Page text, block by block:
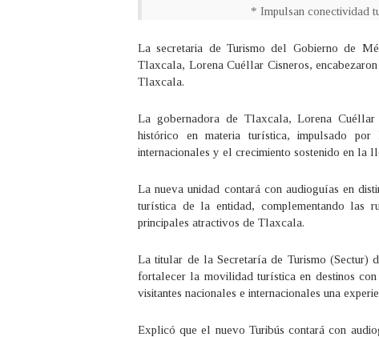
* Impulsan conectividad
La secretaria de Turismo del Gobierno de
Tlaxcala, Lorena Cuéllar Cisneros,
Tlaxcala.
La gobernadora de Tlaxcala, Lorena Cuéllar
histórico en materia turística, impulsado
internacionales y el crecimiento sostenido en la
La nueva unidad contará con audioguías en
turística de la entidad, complementando las
principales atractivos de Tlaxcala.
La titular de la Secretaría de Turismo (Sectur)
fortalecer la movilidad turística en destinos
visitantes nacionales e internacionales una
Explicó que el nuevo Turibús contará con